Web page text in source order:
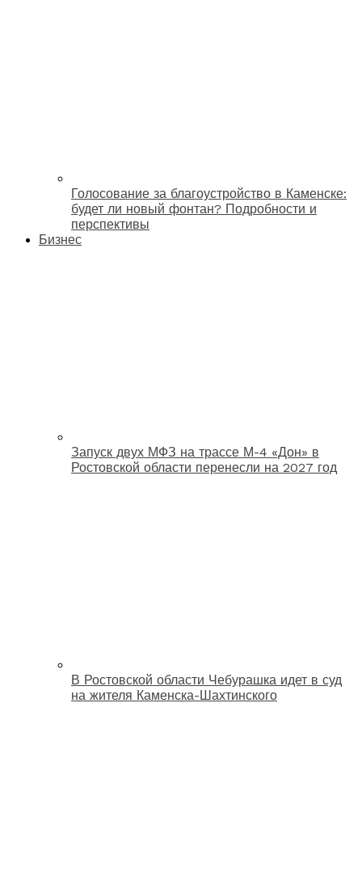
Голосование за благоустройство в Каменске:
будет ли новый фонтан? Подробности и
перспективы
Бизнес
Запуск двух МФЗ на трассе М-4 «Дон» в
Ростовской области перенесли на 2027 год
В Ростовской области Чебурашка идет в суд
на жителя Каменска-Шахтинского